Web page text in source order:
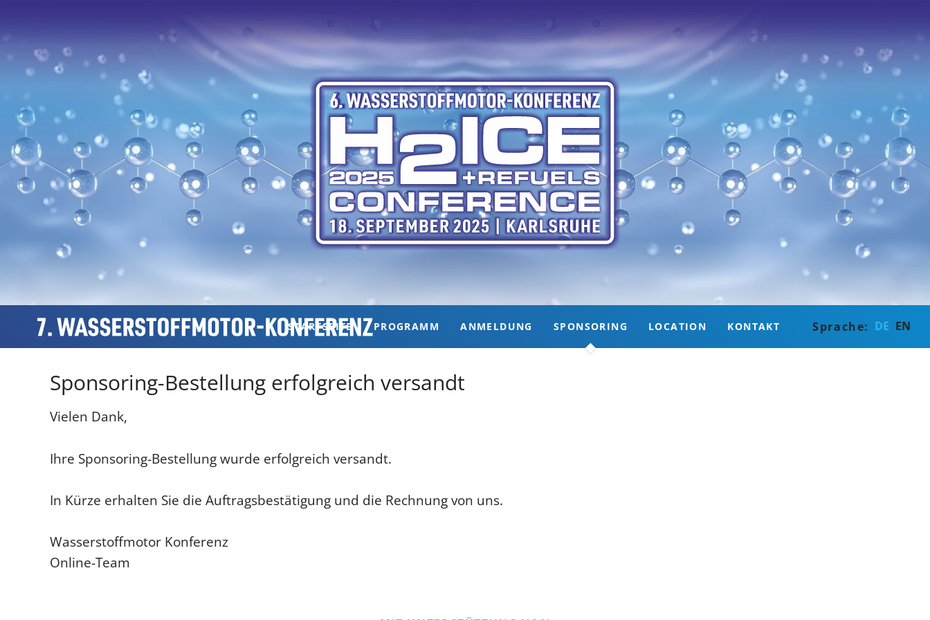
Sprache: DE EN
überspringen
STARTSEITE PROGRAMM ANMELDUNG SPONSORING LOCATION KONTAKT
Sponsoring-Bestellung erfolgreich versandt
Vielen Dank,
Ihre Sponsoring-Bestellung wurde erfolgreich versandt.
In Kürze erhalten Sie die Auftragsbestätigung und die Rechnung von uns.
Wasserstoffmotor Konferenz
Online-Team